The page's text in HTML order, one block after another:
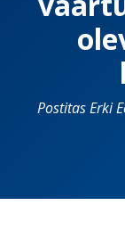
Postitas Erki